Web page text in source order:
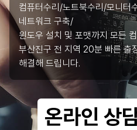
컴퓨터수리/노트북수리/모니터
네트워크 구축/
윈도우 설치 및 포맷까지 모든
부산진구 전 지역 20분 빠른 출
해결해 드립니다.
온라인 상